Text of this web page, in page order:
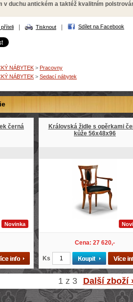
v duchu antickém a taktéž kvalitním
Tisknout Sdílet na Facebook
NÁBYTEK > Pracovny
NÁBYTEK > Sedací nábytek
černá
Novinka
Královská židle s opěrkami
kůže 56x48x96
Cena: 27 620,-
Ks
1 z 3 Další zboží